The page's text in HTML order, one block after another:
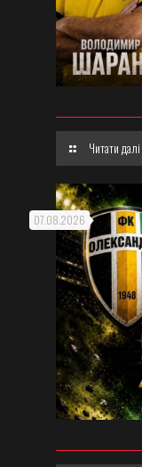
Читати далі
07.08.2026